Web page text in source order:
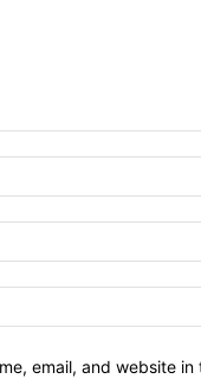
email, and website